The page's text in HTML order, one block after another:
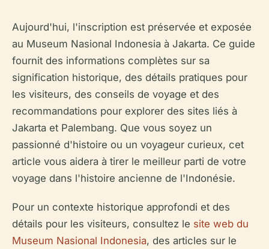
Aujourd'hui, l'inscription est préservée et exposée
au Museum Nasional Indonesia à Jakarta. Ce guide
fournit des informations complètes sur sa
signification historique, des détails pratiques pour
les visiteurs, des conseils de voyage et des
recommandations pour explorer des sites liés à
Jakarta et Palembang. Que vous soyez un
passionné d'histoire ou un voyageur curieux, cet
article vous aidera à tirer le meilleur parti de votre
voyage dans l'histoire ancienne de l'Indonésie.
Pour un contexte historique approfondi et des
détails pour les visiteurs, consultez le site web du
Museum Nasional Indonesia, des articles sur le